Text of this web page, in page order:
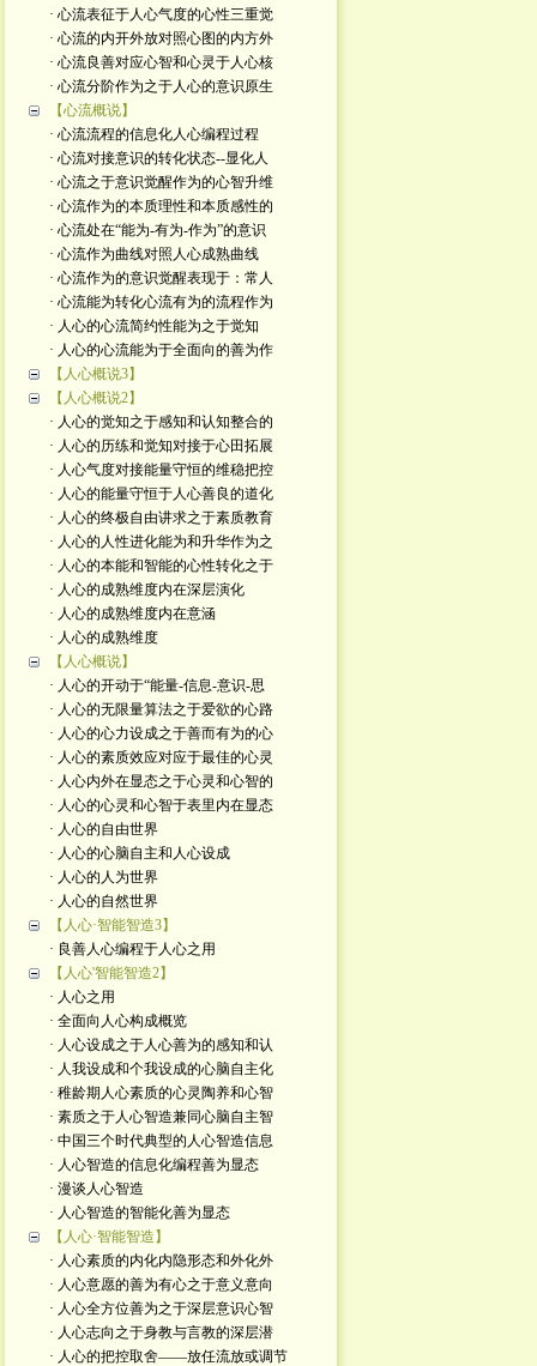
· 心流表征于人心气度的心性三重觉
· 心流的内开外放对照心图的内方外
· 心流良善对应心智和心灵于人心核
· 心流分阶作为之于人心的意识原生
【心流概说】
· 心流流程的信息化人心编程过程
· 心流对接意识的转化状态--显化人
· 心流之于意识觉醒作为的心智升维
· 心流作为的本质理性和本质感性的
· 心流处在“能为-有为-作为”的意识
· 心流作为曲线对照人心成熟曲线
· 心流作为的意识觉醒表现于：常人
· 心流能为转化心流有为的流程作为
· 人心的心流简约性能为之于觉知
· 人心的心流能为于全面向的善为作
【人心概说3】
【人心概说2】
· 人心的觉知之于感知和认知整合的
· 人心的历练和觉知对接于心田拓展
· 人心气度对接能量守恒的维稳把控
· 人心的能量守恒于人心善良的道化
· 人心的终极自由讲求之于素质教育
· 人心的人性进化能为和升华作为之
· 人心的本能和智能的心性转化之于
· 人心的成熟维度内在深层演化
· 人心的成熟维度内在意涵
· 人心的成熟维度
【人心概说】
· 人心的开动于“能量-信息-意识-思
· 人心的无限量算法之于爱欲的心路
· 人心的心力设成之于善而有为的心
· 人心的素质效应对应于最佳的心灵
· 人心内外在显态之于心灵和心智的
· 人心的心灵和心智于表里内在显态
· 人心的自由世界
· 人心的心脑自主和人心设成
· 人心的人为世界
· 人心的自然世界
【人心·智能智造3】
· 良善人心编程于人心之用
【人心'智能智造2】
· 人心之用
· 全面向人心构成概览
· 人心设成之于人心善为的感知和认
· 人我设成和个我设成的心脑自主化
· 稚龄期人心素质的心灵陶养和心智
· 素质之于人心智造兼同心脑自主智
· 中国三个时代典型的人心智造信息
· 人心智造的信息化编程善为显态
· 漫谈人心智造
· 人心智造的智能化善为显态
【人心·智能智造】
· 人心素质的内化内隐形态和外化外
· 人心意愿的善为有心之于意义意向
· 人心全方位善为之于深层意识心智
· 人心志向之于身教与言教的深层潜
· 人心的把控取舍——放任流放或调节